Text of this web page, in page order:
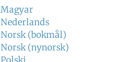
Magyar
Nederlands
Norsk (bokmål)
Norsk (nynorsk)